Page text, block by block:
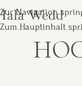
Zur Navigation
Zum Hauptinhalt